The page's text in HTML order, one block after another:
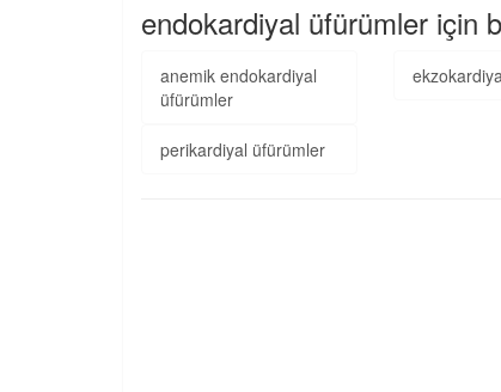
endokardiyal üfürümler için
anemik endokardiyal
üfürümler
perikardiyal üfürümler